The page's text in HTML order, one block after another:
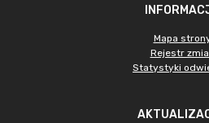
Mapa
Rejestr
Statystyki